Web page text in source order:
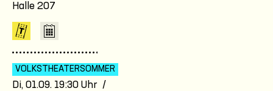
Halle 207
VOLKSTHEATER­SOMMER
Di, 01.09. 19:30 Uhr /